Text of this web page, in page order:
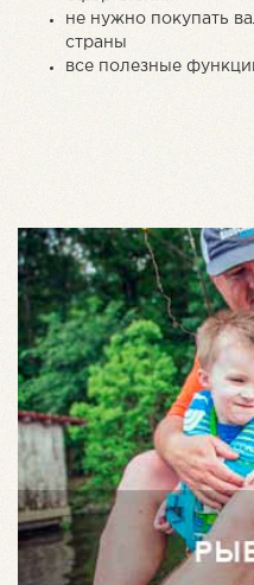
не нужно покупать
страны
все полезные